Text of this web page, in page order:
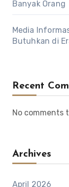
Banyak Orang
Media
Butuhkan di
Recent
No comments
Archives
April 2026